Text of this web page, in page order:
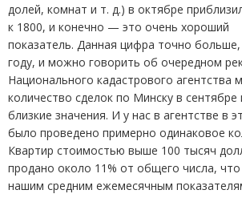
долей, комнат и т. д.) в октябре
к 1800, и конечно — это очень хороший
показатель. Данная цифра точно
году, и можно говорить об очередном
Национального кадастрового агентства
количество сделок по Минску в
близкие значения. И у нас в агентстве в
было проведено примерно одинаковое
Квартир стоимостью выше 100 тысяч
продано около 11% от общего числа, что
нашим средним ежемесячным